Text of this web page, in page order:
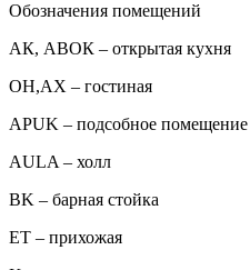
Обозначения помещений
АК, АВОК – открытая кухня
ОН,AX – гостиная
APUK – подсобное помещение
AULA – холл
BK – барная стойка
ET – прихожая